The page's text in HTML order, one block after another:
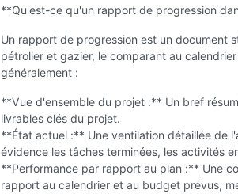
**Qu'est-ce qu'un rapport de progression
Un rapport de progression est un document
pétrolier et gazier, le comparant au
généralement :
**Vue d'ensemble du projet :** Un bref
livrables clés du projet.
**État actuel :** Une ventilation détaillée de
évidence les tâches terminées, les activités
**Performance par rapport au plan :** Une
rapport au calendrier et au budget prévus,